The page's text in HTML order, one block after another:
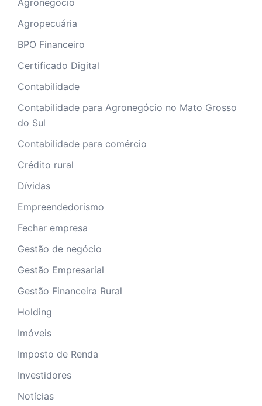
Agronegócio
Agropecuária
BPO Financeiro
Certificado Digital
Contabilidade
Contabilidade para Agronegócio no Mato Grosso
do Sul
Contabilidade para comércio
Crédito rural
Dívidas
Empreendedorismo
Fechar empresa
Gestão de negócio
Gestão Empresarial
Gestão Financeira Rural
Holding
Imóveis
Imposto de Renda
Investidores
Notícias